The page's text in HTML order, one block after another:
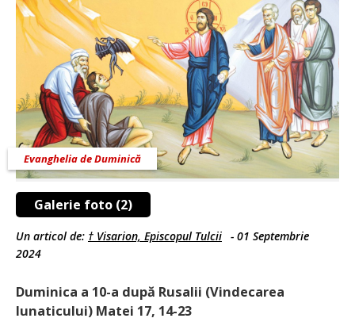
Galerie foto (2)
Evanghelia de Duminică
Un articol de: † Visarion, Episcopul Tulcii - 01 Septembrie
2024
Duminica a 10-a după Rusalii (Vindecarea
lunaticului) Matei 17, 14-23